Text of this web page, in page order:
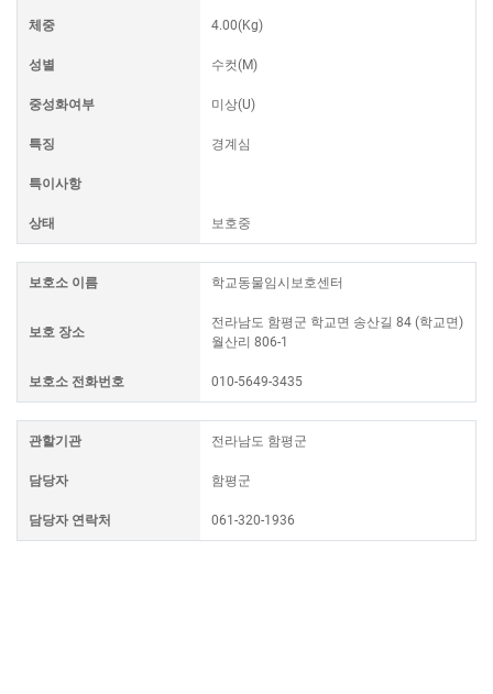
체중 4.00(Kg)
성별 수컷(M)
중성화여부 미상(U)
특징 경계심
특이사항
상태 보호중
보호소 이름 학교동물임시보호센터
보호 장소
전라남도 함평군 학교면 송산길 84 (학교면)
월산리 806-1
보호소 전화번호 010-5649-3435
관할기관 전라남도 함평군
담당자 함평군
담당자 연락처 061-320-1936